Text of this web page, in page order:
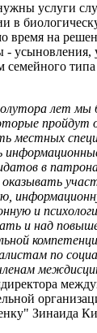
услуги
в
время на
- усыновления,
семейного
лет мы
пройдут
местных
в
и
и над
по
Зинаида